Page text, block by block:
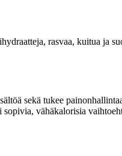
rasvaa, kuitua ja
sekä tukee
vähäkalorisia